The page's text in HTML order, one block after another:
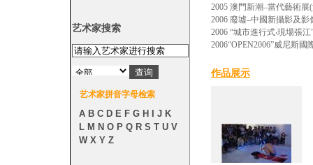
艺术家搜索
艺术家拼音字母检索
A B C D E F G H J K
L M N O P Q R S T U V
W X Y Z
2005 澳門新潮–當代藝術
2006 廢墟–中國新攝影及
2006 “城市進行式‧現場張
2006“OPEN2006”威尼斯
作品展示